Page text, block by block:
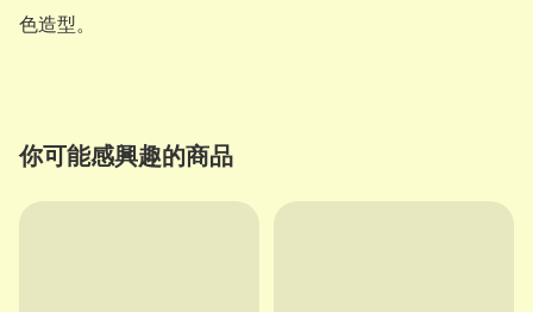
色造型。
你可能感興趣的商品